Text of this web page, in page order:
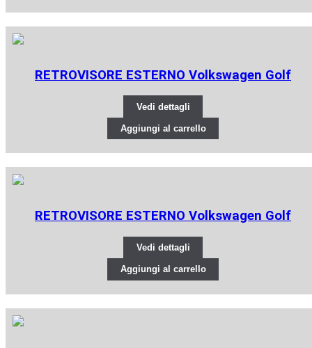
RETROVISORE ESTERNO Volkswagen Golf
Vedi dettagli
Aggiungi al carrello
RETROVISORE ESTERNO Volkswagen Golf
Vedi dettagli
Aggiungi al carrello